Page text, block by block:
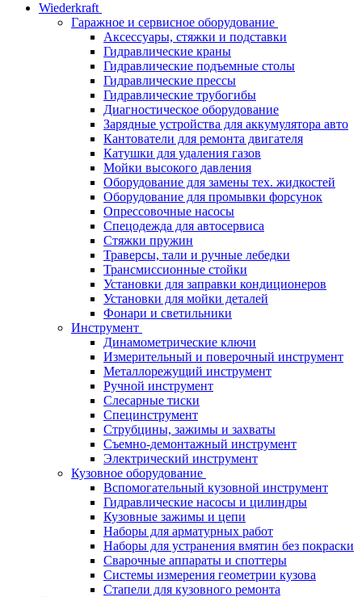
Wiederkraft
Гаражное и сервисное оборудование
Аксессуары, стяжки и подставки
Гидравлические краны
Гидравлические подъемные столы
Гидравлические прессы
Гидравлические трубогибы
Диагностическое оборудование
Зарядные устройства для аккумулятора авто
Кантователи для ремонта двигателя
Катушки для удаления газов
Мойки высокого давления
Оборудование для замены тех. жидкостей
Оборудование для промывки форсунок
Опрессовочные насосы
Спецодежда для автосервиса
Стяжки пружин
Траверсы, тали и ручные лебедки
Трансмиссионные стойки
Установки для заправки кондиционеров
Установки для мойки деталей
Фонари и светильники
Инструмент
Динамометрические ключи
Измерительный и поверочный инструмент
Металлорежущий инструмент
Ручной инструмент
Слесарные тиски
Специнструмент
Струбцины, зажимы и захваты
Съемно-демонтажный инструмент
Электрический инструмент
Кузовное оборудование
Вспомогательный кузовной инструмент
Гидравлические насосы и цилиндры
Кузовные зажимы и цепи
Наборы для арматурных работ
Наборы для устранения вмятин без покраски
Сварочные аппараты и споттеры
Системы измерения геометрии кузова
Стапели для кузовного ремонта